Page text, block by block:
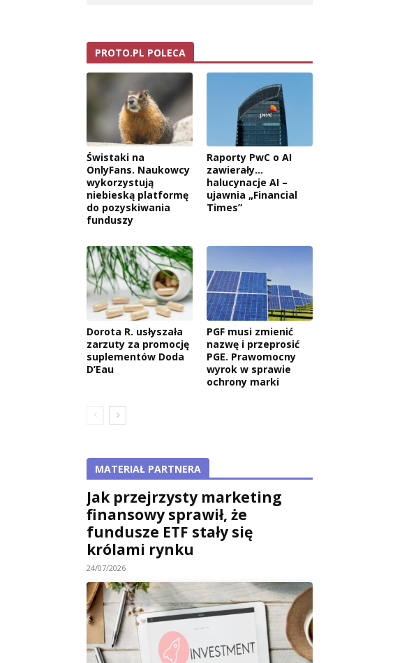
PROTO.PL POLECA
Świstaki na
OnlyFans. Naukowcy
wykorzystują
niebieską platformę
do pozyskiwania
funduszy
Raporty PwC o AI
zawierały…
halucynacje AI –
ujawnia „Financial
Times”
Dorota R. usłyszała
zarzuty za promocję
suplementów Doda
D’Eau
PGF musi zmienić
nazwę i przeprosić
PGE. Prawomocny
wyrok w sprawie
ochrony marki
MATERIAŁ PARTNERA
Jak przejrzysty marketing
finansowy sprawił, że
fundusze ETF stały się
królami rynku
24/07/2026